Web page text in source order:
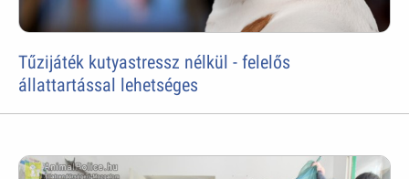
Tűzijáték kutyastressz nélkül - felelős
állattartással lehetséges